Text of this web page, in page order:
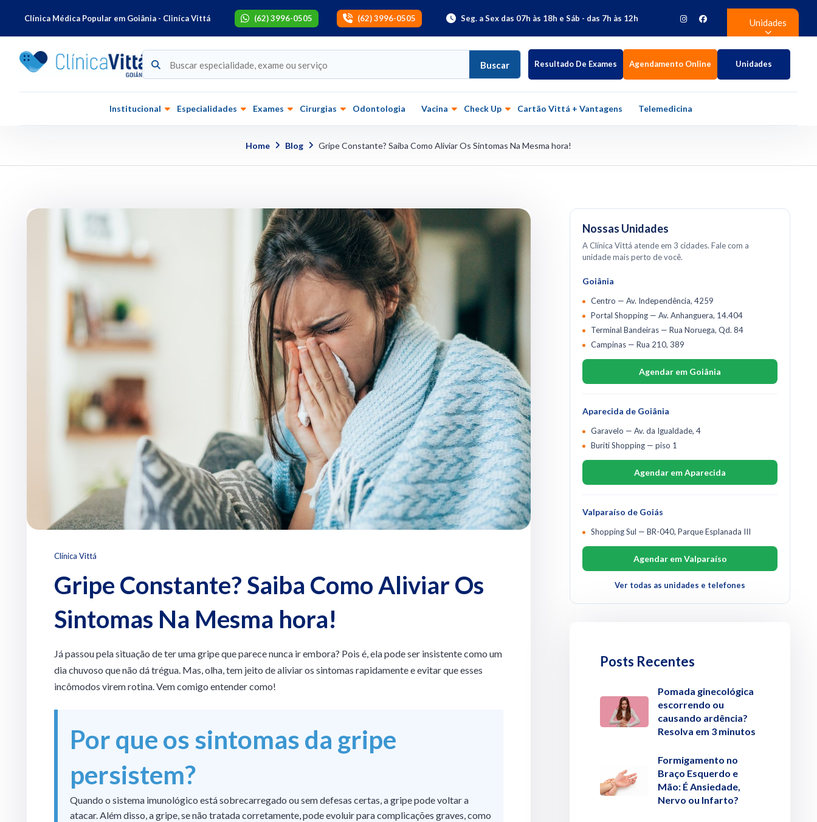
Clínica Médica Popular em Goiânia - Cliníca Vittá (62) 3996-0505 (62) 3996-0505 Seg. a Sex das 07h às 18h e Sáb - das 7h às 12h Unidades
Buscar Resultado De Exames Agendamento Online Unidades
Institucional Especialidades Exames Cirurgias Odontologia Vacina Check Up Cartão Vittá + Vantagens Telemedicina
Home Blog Gripe Constante? Saiba Como Aliviar Os Sintomas Na Mesma hora!
Clínica Vittá
Gripe Constante? Saiba Como Aliviar Os
Sintomas Na Mesma hora!
Já passou pela situação de ter uma gripe que parece nunca ir embora? Pois é, ela pode ser insistente como um
dia chuvoso que não dá trégua. Mas, olha, tem jeito de aliviar os sintomas rapidamente e evitar que esses
incômodos virem rotina. Vem comigo entender como!
Por que os sintomas da gripe
persistem?
Quando o sistema imunológico está sobrecarregado ou sem defesas certas, a gripe pode voltar a
atacar. Além disso, a gripe, se não tratada corretamente, pode evoluir para complicações graves, como
Nossas Unidades
A Clínica Vittá atende em 3 cidades. Fale com a
unidade mais perto de você.
Goiânia
Centro — Av. Independência, 4259
Portal Shopping — Av. Anhanguera, 14.404
Terminal Bandeiras — Rua Noruega, Qd. 84
Campinas — Rua 210, 389
Agendar em Goiânia
Aparecida de Goiânia
Garavelo — Av. da Igualdade, 4
Buriti Shopping — piso 1
Agendar em Aparecida
Valparaíso de Goiás
Shopping Sul — BR-040, Parque Esplanada III
Agendar em Valparaíso
Ver todas as unidades e telefones
Posts Recentes
Pomada ginecológica
escorrendo ou
causando ardência?
Resolva em 3 minutos
Formigamento no
Braço Esquerdo e
Mão: É Ansiedade,
Nervo ou Infarto?